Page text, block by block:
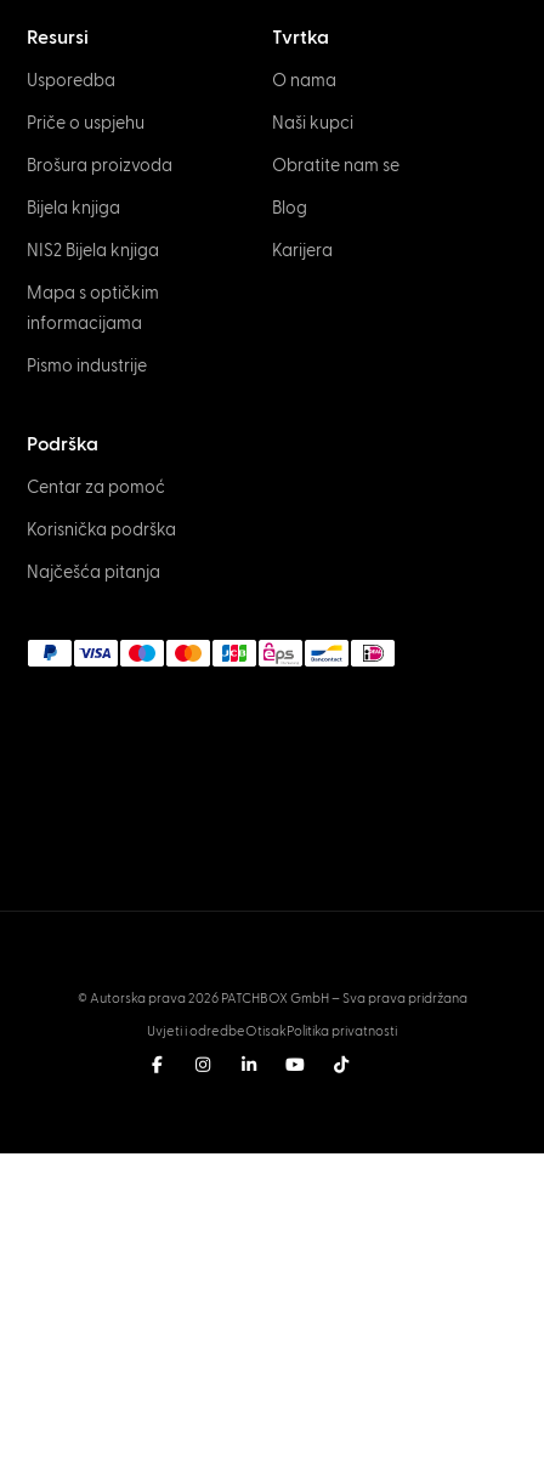
Resursi
Usporedba
Priče o uspjehu
Brošura proizvoda
Bijela knjiga
NIS2 Bijela knjiga
Mapa s optičkim
informacijama
Pismo industrije
Tvrtka
O nama
Naši kupci
Obratite nam se
Blog
Karijera
Podrška
Centar za pomoć
Korisnička podrška
Najčešća pitanja
© Autorska prava 2026 PATCHBOX GmbH – Sva prava pridržana
Uvjeti i odredbeOtisakPolitika privatnosti